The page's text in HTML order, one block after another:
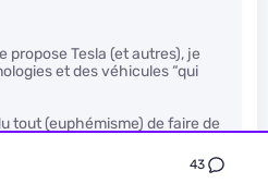
43
propose Tesla (et autres), je
et des véhicules “qui
tout (euphémisme) de faire de